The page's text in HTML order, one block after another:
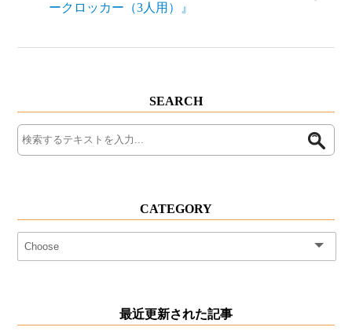
ークロッカー（3人用）』
SEARCH
CATEGORY
最近更新された記事